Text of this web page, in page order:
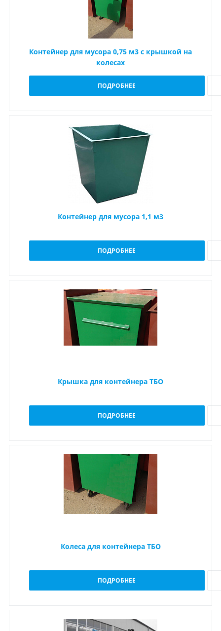
Контейнер для мусора 0,75 м3 с крышкой на
колесах
ПОДРОБНЕЕ
Контейнер для мусора 1,1 м3
ПОДРОБНЕЕ
Крышка для контейнера ТБО
ПОДРОБНЕЕ
Колеса для контейнера ТБО
ПОДРОБНЕЕ